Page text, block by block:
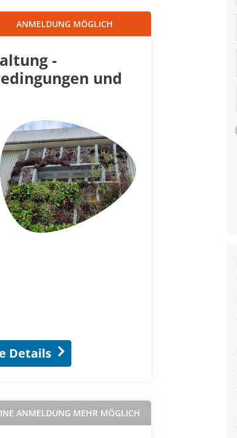
ANMELDUNG MÖGLICH
-
und
Details
ANMELDUNG MEHR MÖGLICH